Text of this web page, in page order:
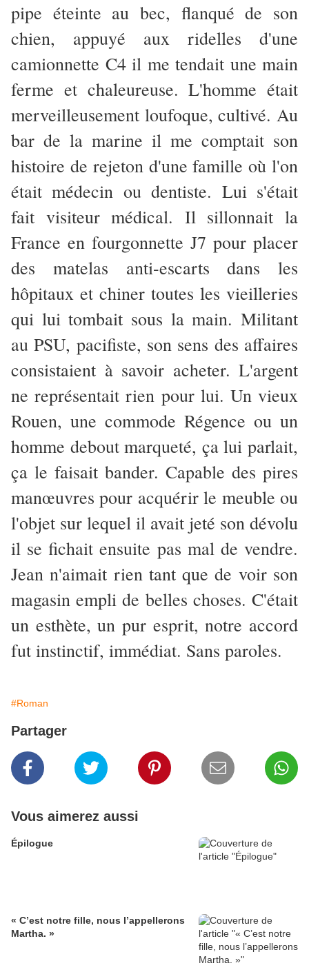
pipe éteinte au bec, flanqué de son
chien, appuyé aux ridelles d'une
camionnette C4 il me tendait une main
ferme et chaleureuse. L'homme était
merveilleusement loufoque, cultivé. Au
bar de la marine il me comptait son
histoire de rejeton d'une famille où l'on
était médecin ou dentiste. Lui s'était
fait visiteur médical. Il sillonnait la
France en fourgonnette J7 pour placer
des matelas anti-escarts dans les
hôpitaux et chiner toutes les vieilleries
qui lui tombait sous la main. Militant
au PSU, pacifiste, son sens des affaires
consistaient à savoir acheter. L'argent
ne représentait rien pour lui. Un vieux
Rouen, une commode Régence ou un
homme debout marqueté, ça lui parlait,
ça le faisait bander. Capable des pires
manœuvres pour acquérir le meuble ou
l'objet sur lequel il avait jeté son dévolu
il se fichait ensuite pas mal de vendre.
Jean n'aimait rien tant que de voir son
magasin empli de belles choses. C'était
un esthète, un pur esprit, notre accord
fut instinctif, immédiat. Sans paroles.
#Roman
Partager
Vous aimerez aussi
Épilogue
« C’est notre fille, nous l’appellerons
Martha. »